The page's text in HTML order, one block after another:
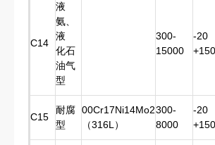
C14
液
氨、
液
化石
油气
型
300-
15000
-20
+150
C15
耐腐
型
00Cr17Ni14Mo2
（316L）
300-
8000
-20
+150